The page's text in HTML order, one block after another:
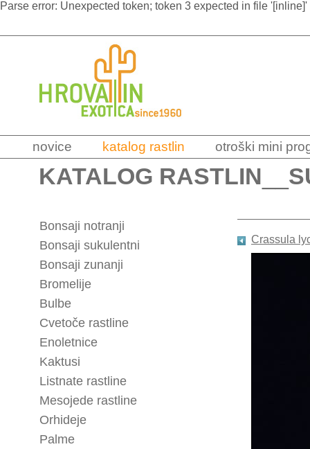
Parse error: Unexpected token; token 3 expected in file
novice katalog rastlin otroški mini
KATALOG RASTLIN
Bonsaji notranji
Bonsaji sukulentni
Bonsaji zunanji
Bromelije
Bulbe
Cvetoče rastline
Enoletnice
Kaktusi
Listnate rastline
Mesojede rastline
Orhideje
Palme
Crassula